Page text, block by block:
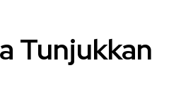
Tunjukkan